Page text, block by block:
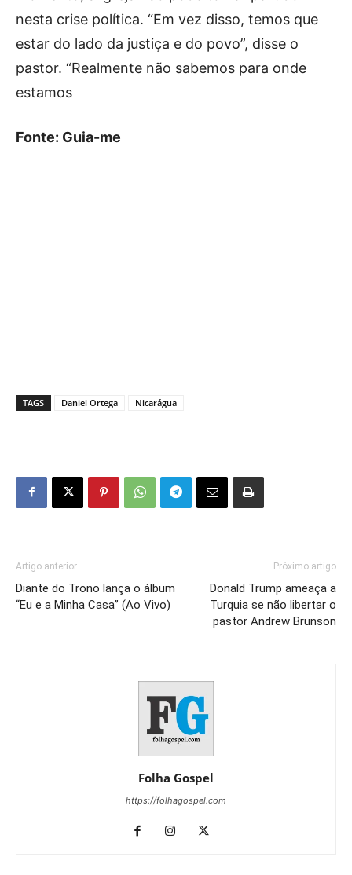
nesta crise política. “Em vez disso, temos que
estar do lado da justiça e do povo”, disse o
pastor. “Realmente não sabemos para onde
estamos
Fonte: Guia-me
TAGS Daniel Ortega Nicarágua
Artigo anterior
Diante do Trono lança o álbum
“Eu e a Minha Casa” (Ao Vivo)
Próximo artigo
Donald Trump ameaça a
Turquia se não libertar o
pastor Andrew Brunson
Folha Gospel
https://folhagospel.com